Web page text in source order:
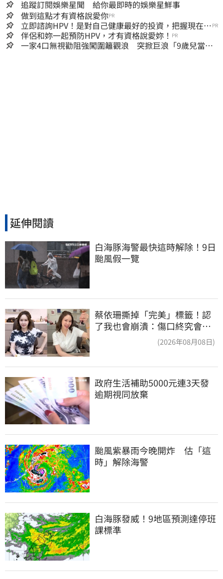
追蹤訂閱娛樂星聞 給你最即時的娛樂星鮮事
做到這點才有資格說愛你PR
立即諮詢HPV！是對自己健康最好的投資，把握現在不
嫌晚！
PR
伴侶和妳一起預防HPV，才有資格說愛妳！ PR
一家4口無視勸阻強闖圍籬觀浪 突掀巨浪「9歲兒當場
延伸閱讀
白海豚海警最快這時解除！9日
颱風假一覽
蔡依珊撕掉「完美」標籤！認
了我也會崩潰：傷口終究會癒
(2026年08月08日)
政府生活補助5000元連3天發
逾期視同放棄
颱風紫暴雨今晚開炸　估「這
時」解除海警
白海豚發威！9地區預測達停班
課標準